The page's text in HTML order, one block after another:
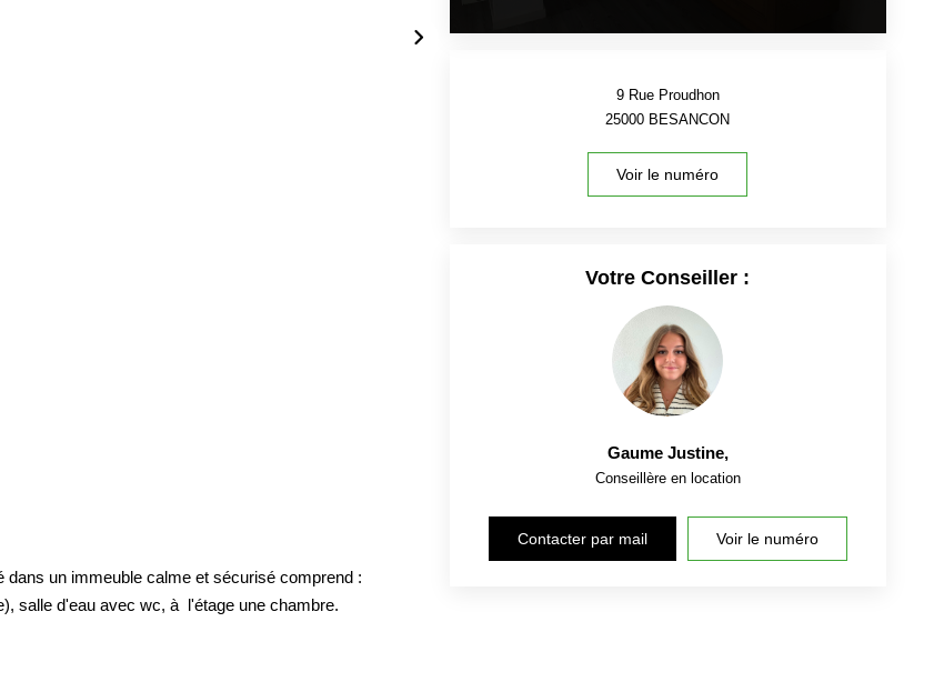
dans un immeuble calme et sécurisé comprend :
salle d'eau avec wc, à l'étage une chambre.
9 Rue Proudhon
25000 BESANCON
Voir le numéro
Votre Conseiller :
Gaume Justine,
Conseillère en location
Contacter par mail Voir le numéro